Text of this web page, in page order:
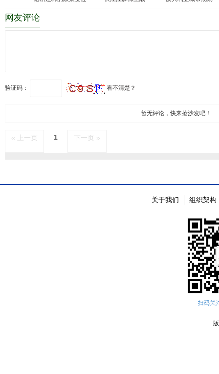
网友评论
验证码： 看不清楚？
暂无评论，快来抢沙发吧！
« 上一页 1 下一页 »
关于我们 组织架构